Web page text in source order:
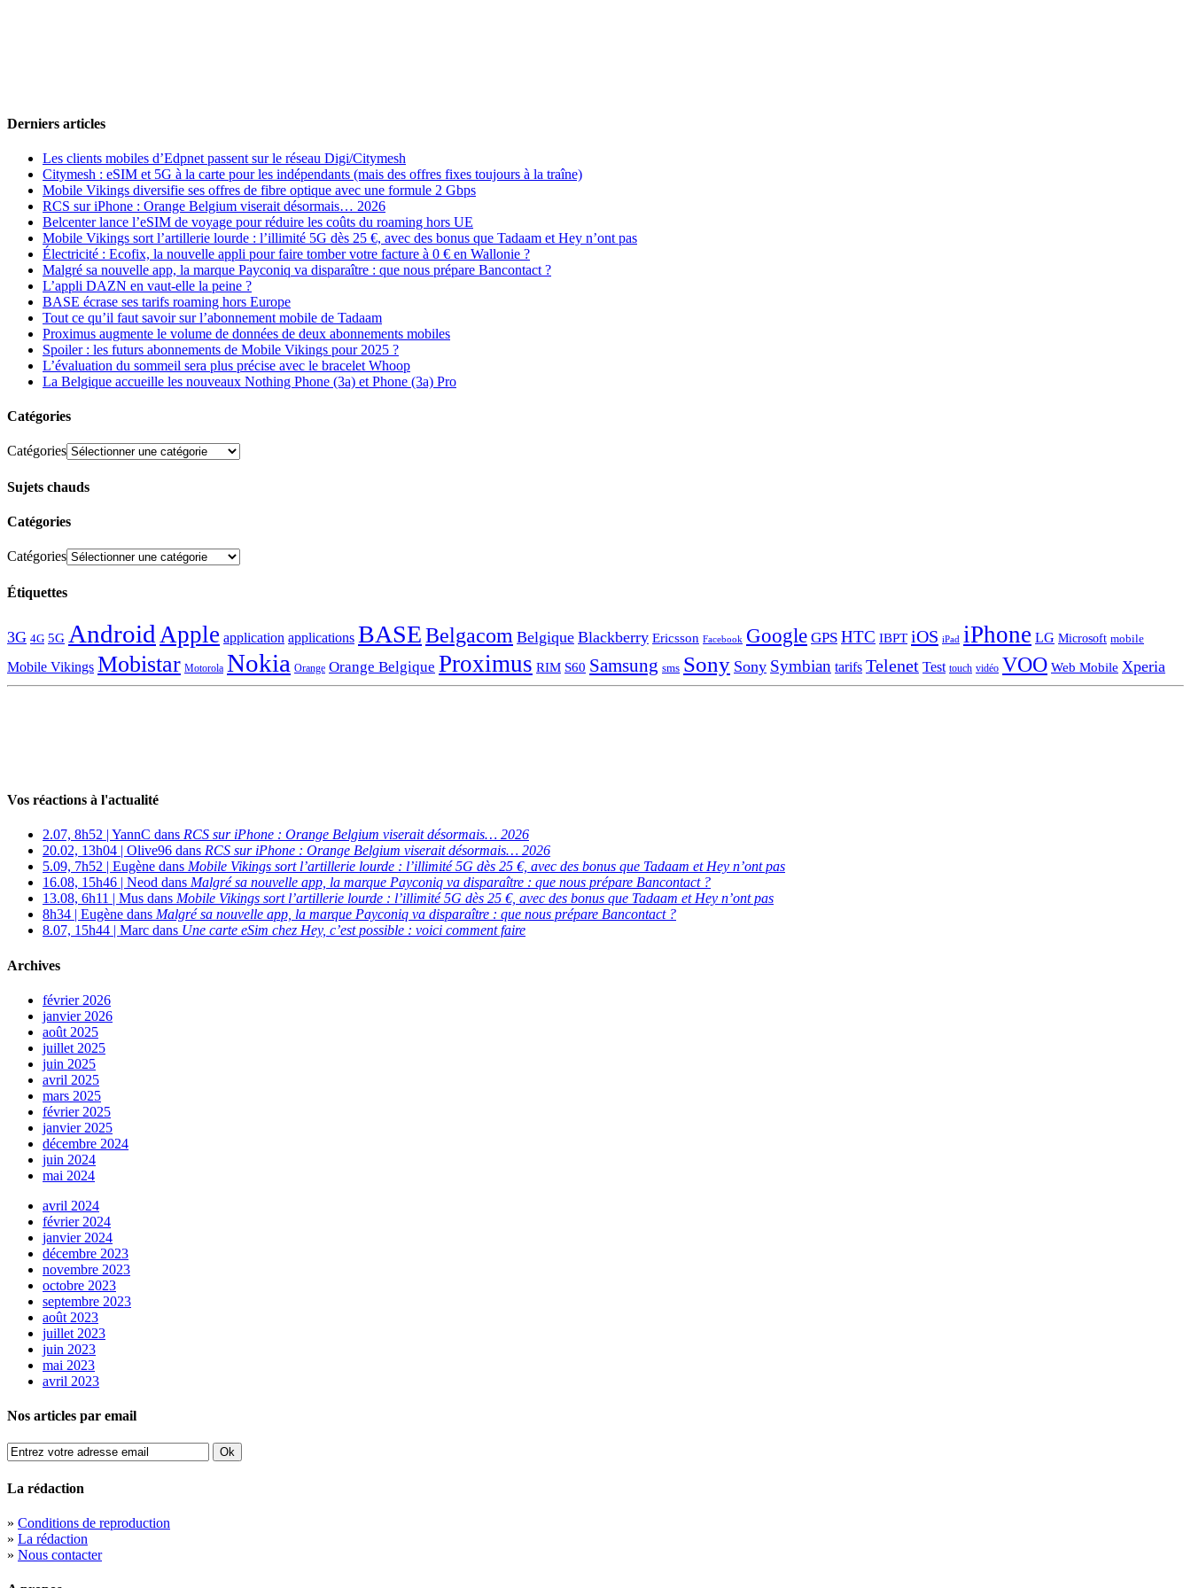
Derniers articles
Les clients mobiles d’Edpnet passent sur le réseau Digi/Citymesh
Citymesh : eSIM et 5G à la carte pour les indépendants (mais des offres fixes toujours à la traîne)
Mobile Vikings diversifie ses offres de fibre optique avec une formule 2 Gbps
RCS sur iPhone : Orange Belgium viserait désormais… 2026
Belcenter lance l’eSIM de voyage pour réduire les coûts du roaming hors UE
Mobile Vikings sort l’artillerie lourde : l’illimité 5G dès 25 €, avec des bonus que Tadaam et Hey n’ont pas
Électricité : Ecofix, la nouvelle appli pour faire tomber votre facture à 0 € en Wallonie ?
Malgré sa nouvelle app, la marque Payconiq va disparaître : que nous prépare Bancontact ?
L’appli DAZN en vaut-elle la peine ?
BASE écrase ses tarifs roaming hors Europe
Tout ce qu’il faut savoir sur l’abonnement mobile de Tadaam
Proximus augmente le volume de données de deux abonnements mobiles
Spoiler : les futurs abonnements de Mobile Vikings pour 2025 ?
L’évaluation du sommeil sera plus précise avec le bracelet Whoop
La Belgique accueille les nouveaux Nothing Phone (3a) et Phone (3a) Pro
Catégories
Catégories
Sujets chauds
Catégories
Catégories
Étiquettes
3G 4G 5G Android Apple application applications BASEBelgacom Belgique Blackberry Ericsson Facebook Google GPS HTC IBPT iOS iPad iPhone LG Microsoft mobile
Mobile Vikings Mobistar Motorola Nokia Orange Orange Belgique Proximus RIM S60 Samsung sms Sony Sony Symbian tarifs Telenet Test touch vidéo VOO Web Mobile Xperia
Vos réactions à l'actualité
2.07, 8h52 | YannC dans RCS sur iPhone : Orange Belgium viserait désormais… 2026
20.02, 13h04 | Olive96 dans RCS sur iPhone : Orange Belgium viserait désormais… 2026
5.09, 7h52 | Eugène dans Mobile Vikings sort l’artillerie lourde : l’illimité 5G dès 25 €, avec des bonus que Tadaam et Hey n’ont pas
16.08, 15h46 | Neod dans Malgré sa nouvelle app, la marque Payconiq va disparaître : que nous prépare Bancontact ?
13.08, 6h11 | Mus dans Mobile Vikings sort l’artillerie lourde : l’illimité 5G dès 25 €, avec des bonus que Tadaam et Hey n’ont pas
8h34 | Eugène dans Malgré sa nouvelle app, la marque Payconiq va disparaître : que nous prépare Bancontact ?
8.07, 15h44 | Marc dans Une carte eSim chez Hey, c’est possible : voici comment faire
Archives
février 2026
janvier 2026
août 2025
juillet 2025
juin 2025
avril 2025
mars 2025
février 2025
janvier 2025
décembre 2024
juin 2024
mai 2024
avril 2024
février 2024
janvier 2024
décembre 2023
novembre 2023
octobre 2023
septembre 2023
août 2023
juillet 2023
juin 2023
mai 2023
avril 2023
Nos articles par email
La rédaction
» Conditions de reproduction
» La rédaction
» Nous contacter